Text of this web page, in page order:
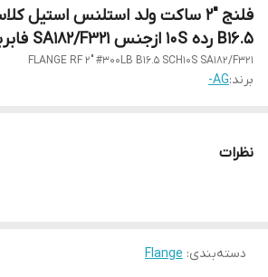
5.B16 رده 10S ازجنس SA182/F321 فابریک
FLANGE RF 2" #300LB B16.5 SCH10S SA182/F321
برند:AG-
نظرات
دسته‌بندی:
Flange